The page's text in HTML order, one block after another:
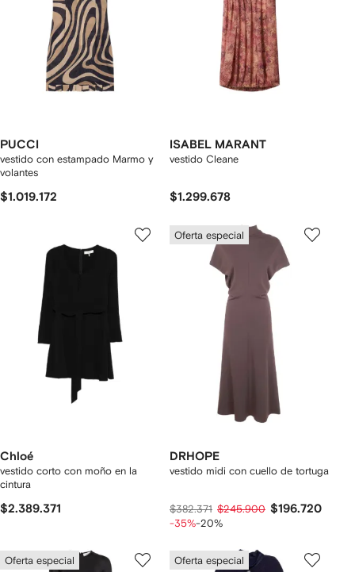
PUCCI
vestido con estampado Marmo y
volantes
$1.019.172
ISABEL MARANT
vestido Cleane
$1.299.678
Chloé
vestido corto con moño en la
cintura
$2.389.371
Oferta especial
DRHOPE
vestido midi con cuello de tortuga
$382.371 $245.900 $196.720
-35%-20%
Oferta especial Oferta especial